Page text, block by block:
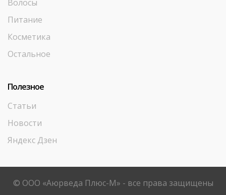
Волосы
Питание
Косметика
Остальное
Полезное
Статьи
Новости
Яндекс Дзен
© ООО «Аюрведа Плюс-М» - все права защищены